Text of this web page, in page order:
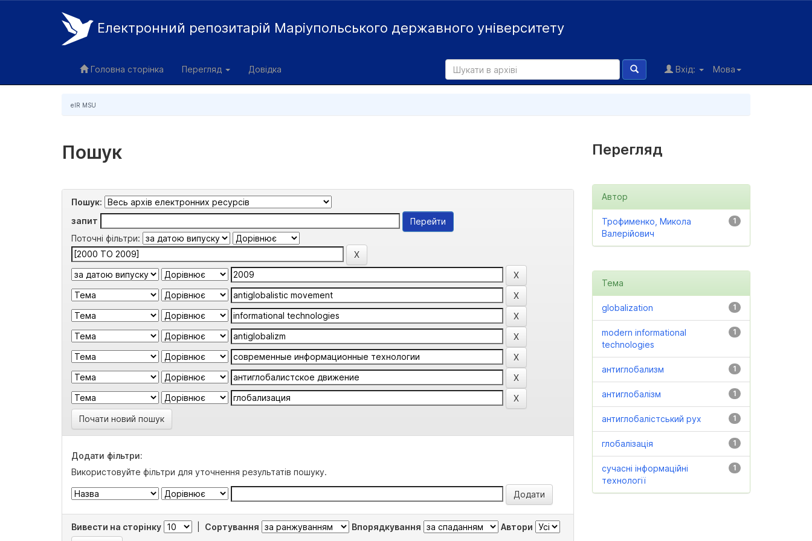
Електронний репозитарій Маріупольського державного університету
Головна сторінка Перегляд Довідка Мова
Вхід:
eIR MSU
Пошук
Пошук:
запит
Поточні фільтри:
Почати новий пошук
Додати фільтри:
Використовуйте фільтри для уточнення результатів пошуку.
Вивести на сторінку Сортування Впорядкування Автори
Перегляд
Автор
1
Трофименко, Микола
Валерійович
Тема
1
globalization
1
modern informational
technologies
1
антиглобализм
1
антиглобалізм
1
антиглобалістський рух
1
глобалізація
1
сучасні інформаційні
технології